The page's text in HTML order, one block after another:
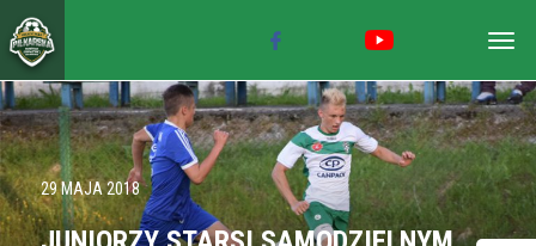
29 MAJA 2018